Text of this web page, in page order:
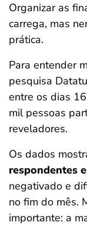
ferramentas
Organizar as
carrega, mas
prática.
Para entender
pesquisa
entre os dias
mil pessoas
reveladores.
Os dados
respondentes
negativado e
no fim do mês.
importante: a